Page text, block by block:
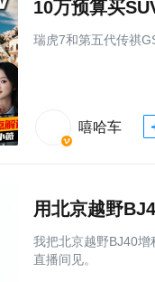
10万预算买
瑞虎7和第五代传祺
嘻哈车
用北京越野
我把北京越野BJ40
直播间见。